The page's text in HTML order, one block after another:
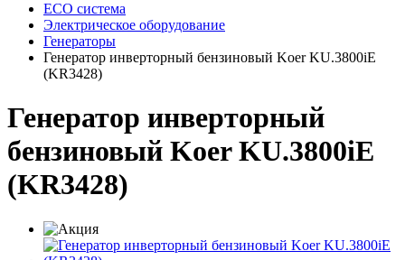
ECO система
Электрическое оборудование
Генераторы
Генератор инверторный бензиновый Koer KU.3800iE
(KR3428)
Генератор инверторный
бензиновый Koer KU.3800iE
(KR3428)